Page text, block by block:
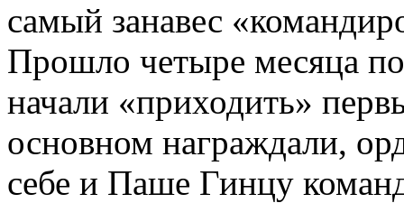
самый занавес
Прошло четыре месяца
начали «приходить»
основном награждали,
себе и Паше Гинцу